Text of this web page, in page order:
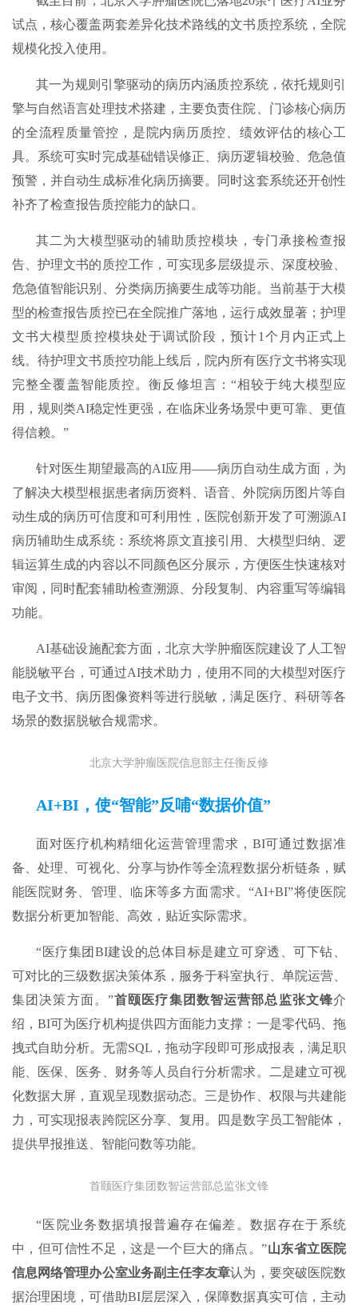
试点，核心覆盖两套差异化技术路线的文书质控系统，全院
规模化投入使用。
其一为规则引擎驱动的病历内涵质控系统，依托规则引
擎与自然语言处理技术搭建，主要负责住院、门诊核心病历
的全流程质量管控，是院内病历质控、绩效评估的核心工
具。系统可实时完成基础错误修正、病历逻辑校验、危急值
预警，并自动生成标准化病历摘要。同时这套系统还开创性
补齐了检查报告质控能力的缺口。
其二为大模型驱动的辅助质控模块，专门承接检查报
告、护理文书的质控工作，可实现多层级提示、深度校验、
危急值智能识别、分类病历摘要生成等功能。当前基于大模
型的检查报告质控已在全院推广落地，运行成效显著；护理
文书大模型质控模块处于调试阶段，预计1个月内正式上
线。待护理文书质控功能上线后，院内所有医疗文书将实现
完整全覆盖智能质控。衡反修坦言：“相较于纯大模型应
用，规则类AI稳定性更强，在临床业务场景中更可靠、更值
得信赖。”
针对医生期望最高的AI应用——病历自动生成方面，为
了解决大模型根据患者病历资料、语音、外院病历图片等自
动生成的病历可信度和可利用性，医院创新开发了可溯源AI
病历辅助生成系统：系统将原文直接引用、大模型归纳、逻
辑运算生成的内容以不同颜色区分展示，方便医生快速核对
审阅，同时配套辅助检查溯源、分段复制、内容重写等编辑
功能。
AI基础设施配套方面，北京大学肿瘤医院建设了人工智
能脱敏平台，可通过AI技术助力，使用不同的大模型对医疗
电子文书、病历图像资料等进行脱敏，满足医疗、科研等各
场景的数据脱敏合规需求。
北京大学肿瘤医院信息部主任衡反修
AI+BI，使“智能”反哺“数据价值”
面对医疗机构精细化运营管理需求，BI可通过数据准
备、处理、可视化、分享与协作等全流程数据分析链条，赋
能医院财务、管理、临床等多方面需求。“AI+BI”将使医院
数据分析更加智能、高效，贴近实际需求。
“医疗集团BI建设的总体目标是建立可穿透、可下钻、
可对比的三级数据决策体系，服务于科室执行、单院运营、
集团决策方面。”首颐医疗集团数智运营部总监张文锋介
绍，BI可为医疗机构提供四方面能力支撑：一是零代码、拖
拽式自助分析。无需SQL，拖动字段即可形成报表，满足职
能、医保、医务、财务等人员自行分析需求。二是建立可视
化数据大屏，直观呈现数据动态。三是协作、权限与共建能
力，可实现报表跨院区分享、复用。四是数字员工智能体，
提供早报推送、智能问数等功能。
首颐医疗集团数智运营部总监张文锋
“医院业务数据填报普遍存在偏差。数据存在于系统
中，但可信性不足，这是一个巨大的痛点。”山东省立医院
信息网络管理办公室业务副主任李友章认为，要突破医院数
据治理困境，可借助BI层层深入，保障数据真实可信，主动